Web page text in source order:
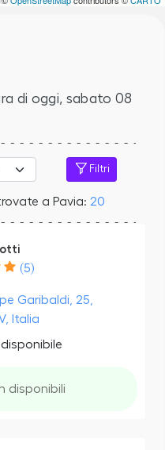
di oggi, sabato 08
Filtri
a Pavia: 20
(5)
Garibaldi, 25,
Italia
disponibili